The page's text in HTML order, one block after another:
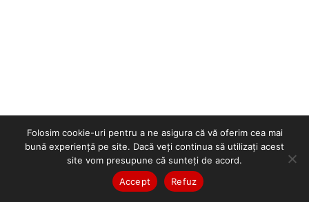
Folosim cookie-uri pentru a ne asigura că vă oferim cea mai
bună experiență pe site. Dacă veți continua să utilizați acest
site vom presupune că sunteți de acord.
Accept
Refuz